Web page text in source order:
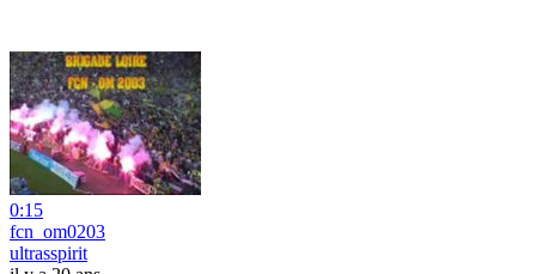
0:15
fcn_om0203
ultrasspirit